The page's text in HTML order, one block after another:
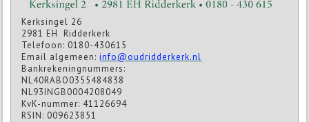
Kerksingel 26
2981 EH Ridderkerk
Telefoon: 0180-430615
Email algemeen:info@oudridderkerk.nl
Bankrekeningnummers:
NL40RABO0355484838
NL93INGB0004208049
KvK-nummer: 41126694
RSIN: 009623851